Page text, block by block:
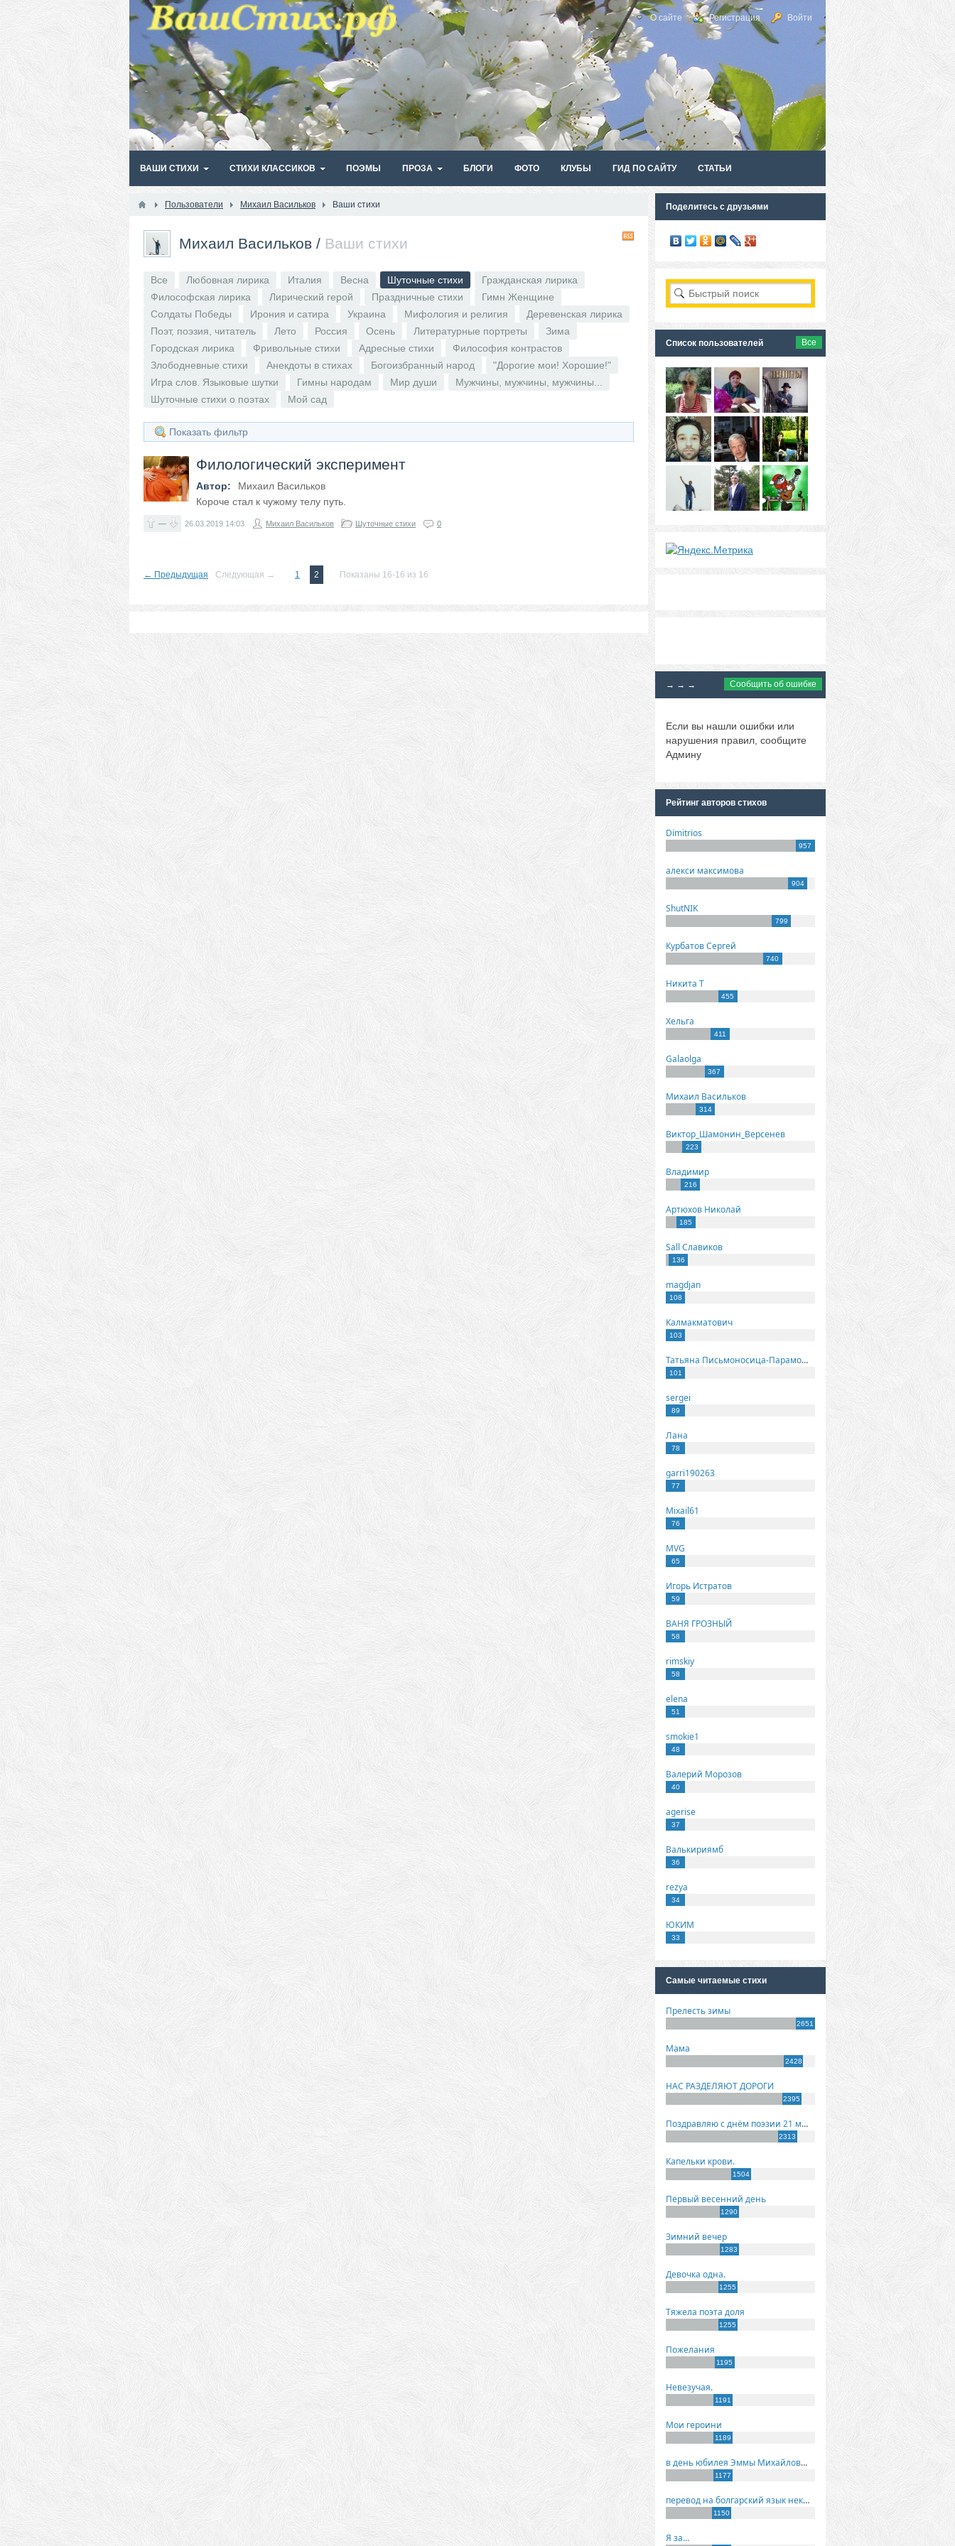
О сайте Регистрация Войти
ВАШИ СТИХИ СТИХИ КЛАССИКОВ ПОЭМЫ ПРОЗА БЛОГИ ФОТО КЛУБЫ ГИД ПО САЙТУ СТАТЬИ
Пользователи Михаил Васильков Ваши стихи
RSS
Михаил Васильков / Ваши стихи
Все Любовная лирика Италия Весна Шуточные стихи
Гражданская лирика
Философская лирика
Лирический герой Праздничные стихи
Гимн Женщине
Солдаты Победы
Ирония и сатира Украина Мифология и религия
Деревенская лирика
Поэт, поэзия, читатель
Лето Россия Осень Литературные портреты
Зима
Городская лирика
Фривольные стихи Адресные стихи
Философия контрастов
Злободневные стихи
Анекдоты в стихах Богоизбранный народ
"Дорогие мои! Хорошие!"
Игра слов. Языковые шутки
Гимны народам Мир души
Мужчины, мужчины, мужчины...
Шуточные стихи о поэтах
Мой сад
Показать фильтр
Филологический эксперимент
Автор:
Михаил Васильков
Короче стал к чужому телу путь.
— 26.03.2019 14:03 Михаил Васильков Шуточные стихи 0
← Предыдущая Следующая → 1 2 Показаны 16-16 из 16
Поделитесь с друзьями
Список пользователей Все
→ → → Сообщить об ошибке
Если вы нашли ошибки или
нарушения правил, сообщите
Админу
Рейтинг авторов стихов
Dimitrios
957
алекси максимова
904
ShutNIK
799
Курбатов Сергей
740
Никита Т
455
Хельга
411
Galaolga
367
Михаил Васильков
314
Виктор_Шамонин_Версенев
223
Владимир
216
Артюхов Николай
185
Sall Славиков
136
magdjan
108
Калмакматович
103
Татьяна Письмоносица-Парамонова
101
sergei
89
Лана
78
garri190263
77
Mixail61
76
MVG
65
Игорь Истратов
59
ВАНЯ ГРОЗНЫЙ
58
rimskiy
58
elena
51
smokie1
48
Валерий Морозов
40
agerise
37
Валькириямб
36
rezya
34
ЮКИМ
33
Самые читаемые стихи
Прелесть зимы
2651
Мама
2428
НАС РАЗДЕЛЯЮТ ДОРОГИ
2395
Поздравляю с днём поэзии 21 марта!
2313
Капельки крови.
1504
Первый весенний день
1290
Зимний вечер
1283
Девочка одна.
1255
Тяжела поэта доля
1255
Пожелания
1195
Невезучая.
1191
Мои героини
1189
в день юбилея Эммы Михайловны Киселевой
1177
перевод на болгарский язык некоторых моих стихов
1150
Я за...